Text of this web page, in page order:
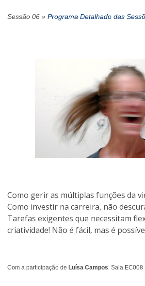
Sessão 06 » Programa Detalhado das
Como gerir as múltiplas funções da
Como investir na carreira, não
Tarefas exigentes que necessitam
criatividade! Não é fácil, mas é
Com a participação de Luísa Campos . Sala